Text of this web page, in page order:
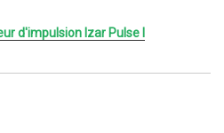
d'impulsion Izar Pulse I